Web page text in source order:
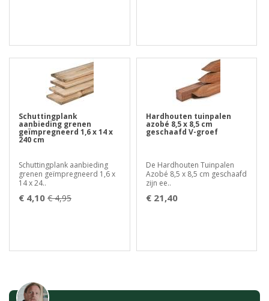
Schuttingplank
aanbieding grenen
geïmpregneerd 1,6 x 14 x
240 cm
Schuttingplank aanbieding
grenen geïmpregneerd 1,6 x
14 x 24..
€ 4,10 € 4,95
Hardhouten tuinpalen
azobé 8,5 x 8,5 cm
geschaafd V-groef
De Hardhouten Tuinpalen
Azobé 8,5 x 8,5 cm geschaafd
zijn ee..
€ 21,40